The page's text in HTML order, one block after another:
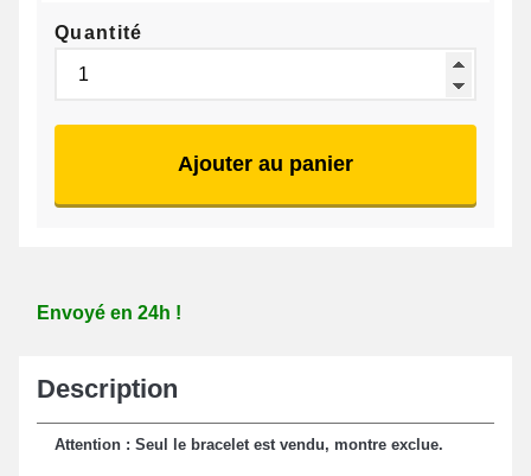
Quantité
Ajouter au panier
Envoyé en 24h !
Description
Attention : Seul le bracelet est vendu, montre exclue.